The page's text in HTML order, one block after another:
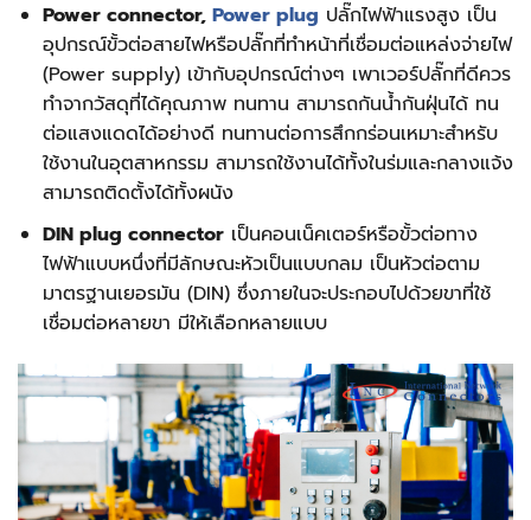
Power connector, Power plug ปลั๊กไฟฟ้าแรงสูง เป็น
อุปกรณ์ขั้วต่อสายไฟหรือปลั๊กที่ทำหน้าที่เชื่อมต่อแหล่งจ่ายไฟ
(Power supply) เข้ากับอุปกรณ์ต่างๆ เพาเวอร์ปลั๊กที่ดีควร
ทำจากวัสดุที่ได้คุณภาพ ทนทาน สามารถกันน้ำกันฝุ่นได้ ทน
ต่อแสงแดดได้อย่างดี ทนทานต่อการสึกกร่อนเหมาะสำหรับ
ใช้งานในอุตสาหกรรม สามารถใช้งานได้ทั้งในร่มและกลางแจ้ง
สามารถติดตั้งได้ทั้งผนัง
DIN plug connectorเป็นคอนเน็คเตอร์หรือขั้วต่อทาง
ไฟฟ้าแบบหนึ่งที่มีลักษณะหัวเป็นแบบกลม เป็นหัวต่อตาม
มาตรฐานเยอรมัน (DIN) ซึ่งภายในจะประกอบไปด้วยขาที่ใช้
เชื่อมต่อหลายขา มีให้เลือกหลายแบบ